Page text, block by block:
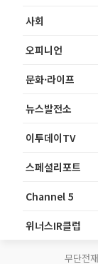
사회
오피니언
문화·라이프
뉴스발전소
이투데이TV
스페셜리포트
Channel 5
위너스IR클럽
무단전